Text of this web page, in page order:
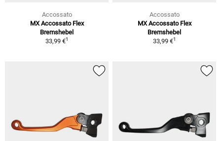
Accossato
MX Accossato Flex
Bremshebel
33,99 €1
Accossato
MX Accossato Flex
Bremshebel
33,99 €1